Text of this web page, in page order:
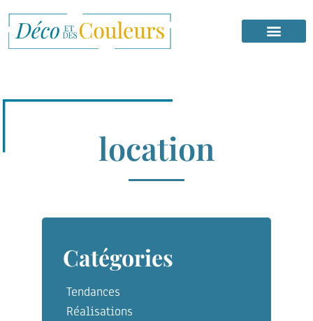
location
Catégories
Tendances
Réalisations